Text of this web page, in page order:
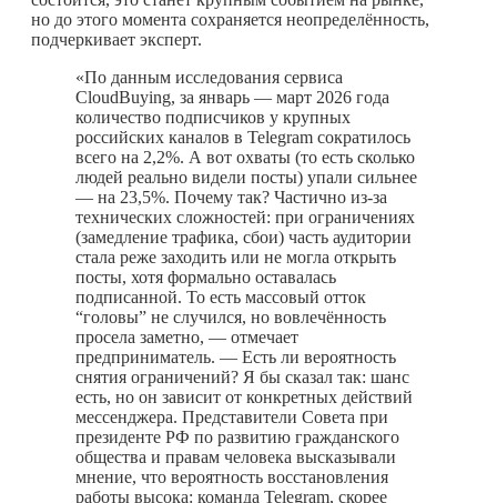
но до этого момента сохраняется неопределённость,
подчеркивает эксперт.
«По данным исследования сервиса
CloudBuying, за январь — март 2026 года
количество подписчиков у крупных
российских каналов в Telegram сократилось
всего на 2,2%. А вот охваты (то есть сколько
людей реально видели посты) упали сильнее
— на 23,5%. Почему так? Частично из-за
технических сложностей: при ограничениях
(замедление трафика, сбои) часть аудитории
стала реже заходить или не могла открыть
посты, хотя формально оставалась
подписанной. То есть массовый отток
“головы” не случился, но вовлечённость
просела заметно, — отмечает
предприниматель. — Есть ли вероятность
снятия ограничений? Я бы сказал так: шанс
есть, но он зависит от конкретных действий
мессенджера. Представители Совета при
президенте РФ по развитию гражданского
общества и правам человека высказывали
мнение, что вероятность восстановления
работы высока: команда Telegram, скорее